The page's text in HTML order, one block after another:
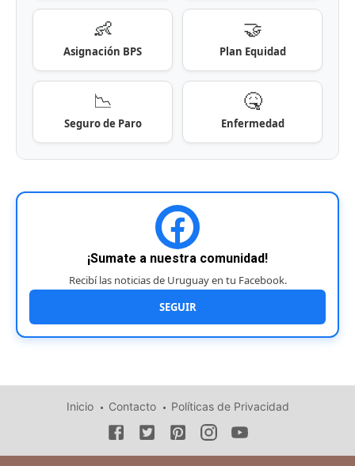
👶
Asignación BPS
🤝
Plan Equidad
📉
Seguro de Paro
🤒
Enfermedad
¡Sumate a nuestra comunidad!
Recibí las noticias de Uruguay en tu Facebook.
SEGUIR
Inicio Contacto Políticas de Privacidad